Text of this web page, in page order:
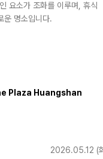
요소가 조화를 이루며, 휴식
운 명소입니다.
Plaza Huangshan
2026.05.12 (